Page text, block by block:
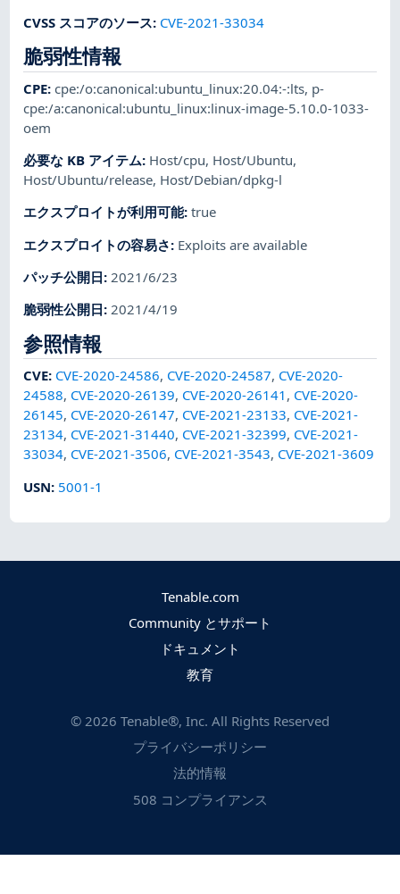
CVSS スコアのソース: CVE-2021-33034
脆弱性情報
CPE:cpe:/o:canonical:ubuntu_linux:20.04:-:lts, p-
cpe:/a:canonical:ubuntu_linux:linux-image-5.10.0-1033-
oem
必要な KB アイテム: Host/cpu, Host/Ubuntu,
Host/Ubuntu/release, Host/Debian/dpkg-l
エクスプロイトが利用可能:true
エクスプロイトの容易さ: Exploits are available
パッチ公開日:2021/6/23
脆弱性公開日:2021/4/19
参照情報
CVE: CVE-2020-24586, CVE-2020-24587, CVE-2020-
24588, CVE-2020-26139, CVE-2020-26141 , CVE-2020-
26145, CVE-2020-26147, CVE-2021-23133, CVE-2021-
23134, CVE-2021-31440, CVE-2021-32399, CVE-2021-
33034, CVE-2021-3506, CVE-2021-3543, CVE-2021-3609
USN: 5001-1
Tenable.com
Community とサポート
ドキュメント
教育
© 2026 Tenable®, Inc. All Rights Reserved
プライバシーポリシー
法的情報
508 コンプライアンス